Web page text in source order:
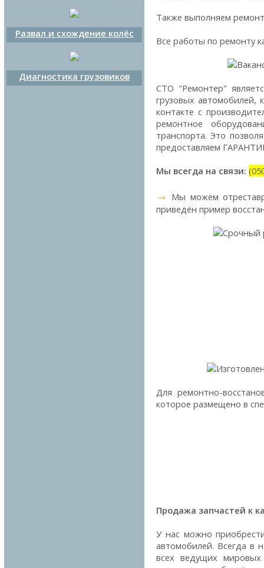
Развал и схождение колёс
Диагностика грузовиков
Также выполняем
Все работы по ремонту
СТО "Ремонтер"
грузовых автомобилей,
контакте с
ремонтное
транспорта. Это
предоставляем
Мы всегда на связи:
→ Мы можем
приведён пример
Для ремонтно-
которое размещено в
Продажа запчастей к
У нас можно
автомобилей. Всегда в
всех ведущих мировых